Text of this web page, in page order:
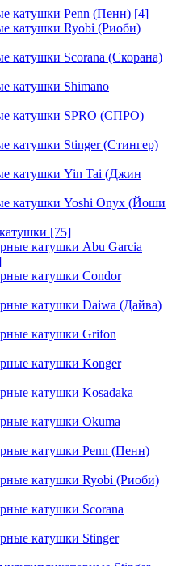
катушки Penn (Пенн) [4]
катушки Ryobi (Риоби)
катушки Scorana (Скорана)
катушки Shimano
катушки SPRO (СПРО)
катушки Stinger (Стингер)
катушки Yin Tai (Джин
катушки Yoshi Onyx (Йоши
[75]
катушки Abu Garcia
катушки Condor
катушки Daiwa (Дайва)
катушки Grifon
катушки Konger
катушки Kosadaka
катушки Okuma
катушки Penn (Пенн)
катушки Ryobi (Риоби)
катушки Scorana
катушки Stinger